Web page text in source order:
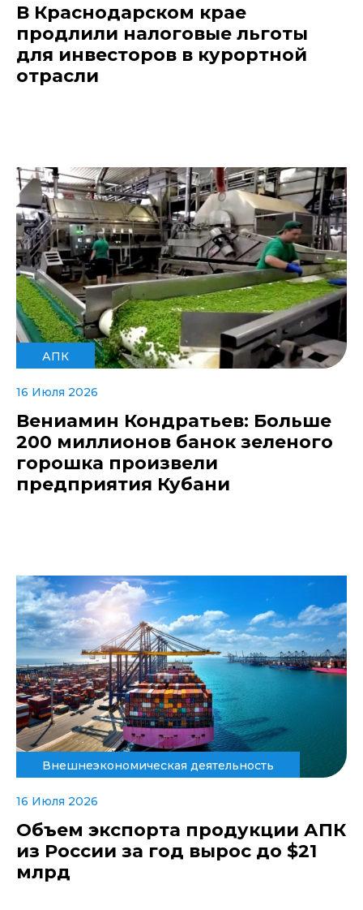
В Краснодарском крае
продлили налоговые льготы
для инвесторов в курортной
отрасли
АПК
16 Июля 2026
Вениамин Кондратьев: Больше
200 миллионов банок зеленого
горошка произвели
предприятия Кубани
Внешнеэкономическая деятельность
16 Июля 2026
Объем экспорта продукции АПК
из России за год вырос до $21
млрд